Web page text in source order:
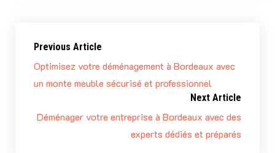
Previous Article
Optimisez votre déménagement à Bordeaux avec
un monte meuble sécurisé et professionnel
Next Article
Déménager votre entreprise à Bordeaux avec des
experts dédiés et préparés